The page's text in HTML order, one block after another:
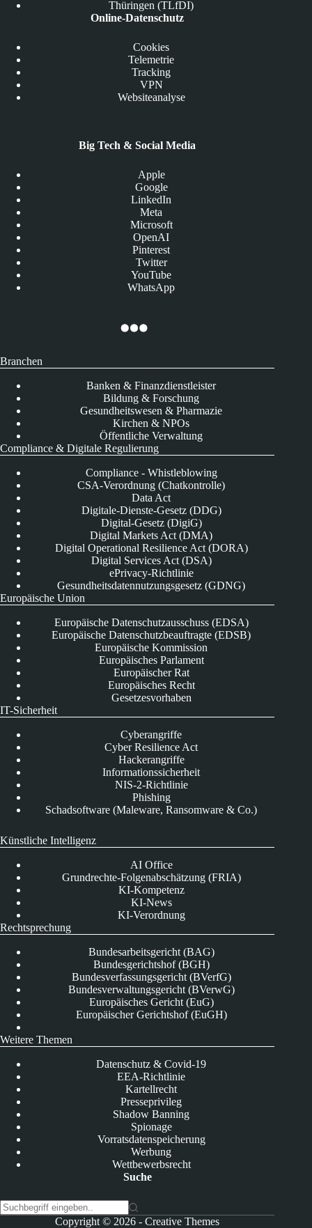
Thüringen (TLfDI)
Online-Datenschutz
Cookies
Telemetrie
Tracking
VPN
Websiteanalyse
Big Tech & Social Media
Apple
Google
LinkedIn
Meta
Microsoft
OpenAI
Pinterest
Twitter
YouTube
WhatsApp
Branchen
Banken & Finanzdienstleister
Bildung & Forschung
Gesundheitswesen & Pharmazie
Kirchen & NPOs
Öffentliche Verwaltung
Compliance & Digitale Regulierung
Compliance - Whistleblowing
CSA-Verordnung (Chatkontrolle)
Data Act
Digitale-Dienste-Gesetz (DDG)
Digital-Gesetz (DigiG)
Digital Markets Act (DMA)
Digital Operational Resilience Act (DORA)
Digital Services Act (DSA)
ePrivacy-Richtlinie
Gesundheitsdatennutzungsgesetz (GDNG)
Europäische Union
Europäische Datenschutzausschuss (EDSA)
Europäische Datenschutzbeauftragte (EDSB)
Europäische Kommission
Europäisches Parlament
Europäischer Rat
Europäisches Recht
Gesetzesvorhaben
IT-Sicherheit
Cyberangriffe
Cyber Resilience Act
Hackerangriffe
Informationssicherheit
NIS-2-Richtlinie
Phishing
Schadsoftware (Maleware, Ransomware & Co.)
Künstliche Intelligenz
AI Office
Grundrechte-Folgenabschätzung (FRIA)
KI-Kompetenz
KI-News
KI-Verordnung
Rechtsprechung
Bundesarbeitsgericht (BAG)
Bundesgerichtshof (BGH)
Bundesverfassungsgericht (BVerfG)
Bundesverwaltungsgericht (BVerwG)
Europäisches Gericht (EuG)
Europäischer Gerichtshof (EuGH)
Weitere Themen
Datenschutz & Covid-19
EEA-Richtlinie
Kartellrecht
Presseprivileg
Shadow Banning
Spionage
Vorratsdatenspeicherung
Werbung
Wettbewerbsrecht
Suche
Copyright © 2026 -Creative Themes